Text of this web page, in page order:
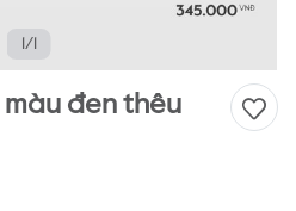
1/1
màu đen thêu